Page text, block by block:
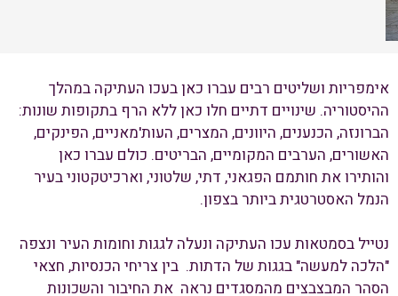
אימפריות ושליטים רבים עברו כאן בעכו העתיקה במהלך
ההיסטוריה. שינויים דתיים חלו כאן ללא הרף בתקופות שונות:
הברונזה, הכנענים, היוונים, המצרים, העות'מאניים, הפינקים,
האשורים, הערבים המקומיים, הבריטים. כולם עברו כאן
והותירו את חותמם הפגאני, דתי, שלטוני, וארכיטקטוני בעיר
הנמל האסטרטגית ביותר בצפון.
נטייל בסמטאות עכו העתיקה ונעלה לגגות וחומות העיר ונצפה
"הלכה למעשה" בגגות של הדתות. בין צריחי הכנסיות, חצאי
הסהר המבצבצים מהמסגדים נראה את החיבור והשכונות